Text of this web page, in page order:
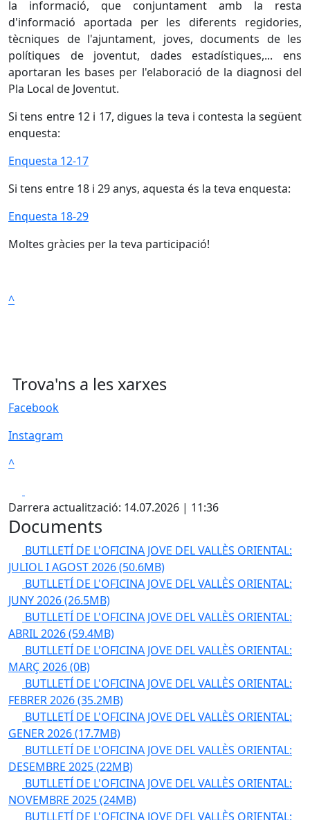
la informació, que conjuntament amb la resta
d'informació aportada per les diferents regidories,
tècniques de l'ajuntament, joves, documents de les
polítiques de joventut, dades estadístiques,... ens
aportaran les bases per l'elaboració de la diagnosi del
Pla Local de Joventut.
Si tens entre 12 i 17, digues la teva i contesta la següent
enquesta:
Enquesta 12-17
Si tens entre 18 i 29 anys, aquesta és la teva enquesta:
Enquesta 18-29
Moltes gràcies per la teva participació!
^
Trova'ns a les xarxes
Facebook
Instagram
^
Darrera actualització: 14.07.2026 | 11:36
Documents
BUTLLETÍ DE L'OFICINA JOVE DEL VALLÈS ORIENTAL:
JULIOL I AGOST 2026(50.6MB)
BUTLLETÍ DE L'OFICINA JOVE DEL VALLÈS ORIENTAL:
JUNY 2026(26.5MB)
BUTLLETÍ DE L'OFICINA JOVE DEL VALLÈS ORIENTAL:
ABRIL 2026(59.4MB)
BUTLLETÍ DE L'OFICINA JOVE DEL VALLÈS ORIENTAL:
MARÇ 2026(0B)
BUTLLETÍ DE L'OFICINA JOVE DEL VALLÈS ORIENTAL:
FEBRER 2026(35.2MB)
BUTLLETÍ DE L'OFICINA JOVE DEL VALLÈS ORIENTAL:
GENER 2026(17.7MB)
BUTLLETÍ DE L'OFICINA JOVE DEL VALLÈS ORIENTAL:
DESEMBRE 2025(22MB)
BUTLLETÍ DE L'OFICINA JOVE DEL VALLÈS ORIENTAL:
NOVEMBRE 2025(24MB)
BUTLLETÍ DE L'OFICINA JOVE DEL VALLÈS ORIENTAL: